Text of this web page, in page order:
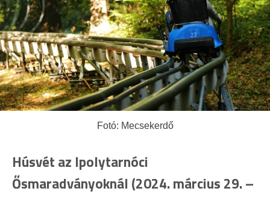
Fotó: Mecsekerdő
Húsvét az Ipolytarnóci
Ősmaradványoknál (2024. március 29. –